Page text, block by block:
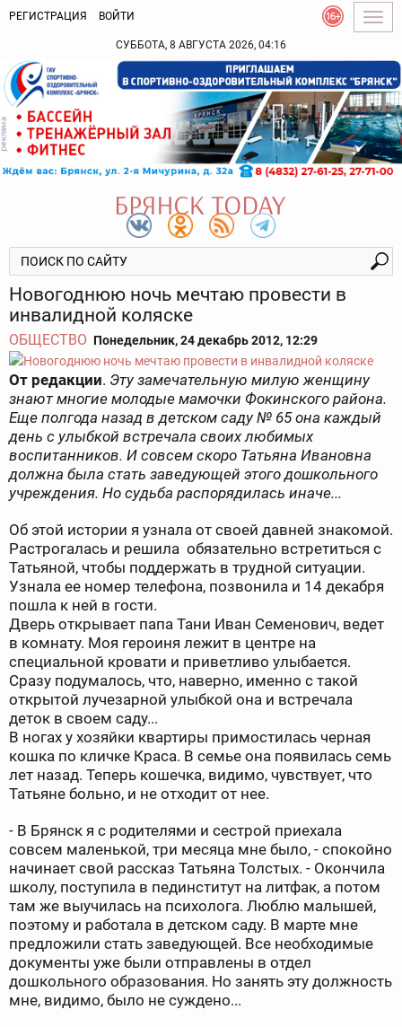
РЕГИСТРАЦИЯ ВОЙТИ
СУББОТА, 8 АВГУСТА 2026, 04:16
Новогоднюю ночь мечтаю провести в
инвалидной коляске
ОБЩЕСТВО Понедельник, 24 декабрь 2012, 12:29
От редакции. Эту замечательную милую женщину
знают многие молодые мамочки Фокинского района.
Еще полгода назад в детском саду № 65 она каждый
день с улыбкой встречала своих любимых
воспитанников. И совсем скоро Татьяна Ивановна
должна была стать заведующей этого дошкольного
учреждения. Но судьба распорядилась иначе...
Об этой истории я узнала от своей давней знакомой.
Растрогалась и решила обязательно встретиться с
Татьяной, чтобы поддержать в трудной ситуации.
Узнала ее номер телефона, позвонила и 14 декабря
пошла к ней в гости.
Дверь открывает папа Тани Иван Семенович, ведет
в комнату. Моя героиня лежит в центре на
специальной кровати и приветливо улыбается.
Сразу подумалось, что, наверно, именно с такой
открытой лучезарной улыбкой она и встречала
деток в своем саду...
В ногах у хозяйки квартиры примостилась черная
кошка по кличке Краса. В семье она появилась семь
лет назад. Теперь кошечка, видимо, чувствует, что
Татьяне больно, и не отходит от нее.
- В Брянск я с родителями и сестрой приехала
совсем маленькой, три месяца мне было, - спокойно
начинает свой рассказ Татьяна Толстых. - Окончила
школу, поступила в пединститут на литфак, а потом
там же выучилась на психолога. Люблю малышей,
поэтому и работала в детском саду. В марте мне
предложили стать заведующей. Все необходимые
документы уже были отправлены в отдел
дошкольного образования. Но занять эту должность
мне, видимо, было не суждено...